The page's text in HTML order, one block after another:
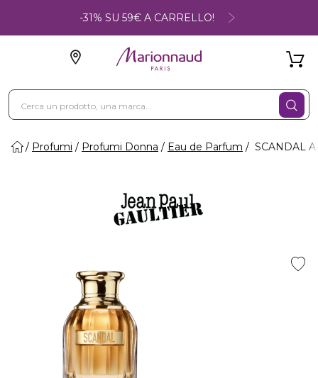
-31% SU 59€ A CARRELLO!
Profumi Profumi Donna Eau de Parfum SCANDAL